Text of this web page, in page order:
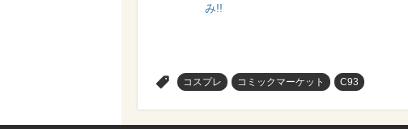
み!!
コスプレ コミックマーケット C93